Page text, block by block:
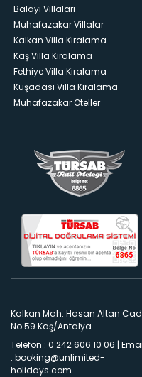
Balayı Villaları
Muhafazakar Villalar
Kalkan Villa Kiralama
Kaş Villa Kiralama
Fethiye Villa Kiralama
Kuşadası Villa Kiralama
Muhafazakar Oteller
Kalkan Mah. Hasan Altan
No:59 Kaş/Antalya
Telefon : 0 242 606 10 06 |
: booking@unlimited-
holidays.com